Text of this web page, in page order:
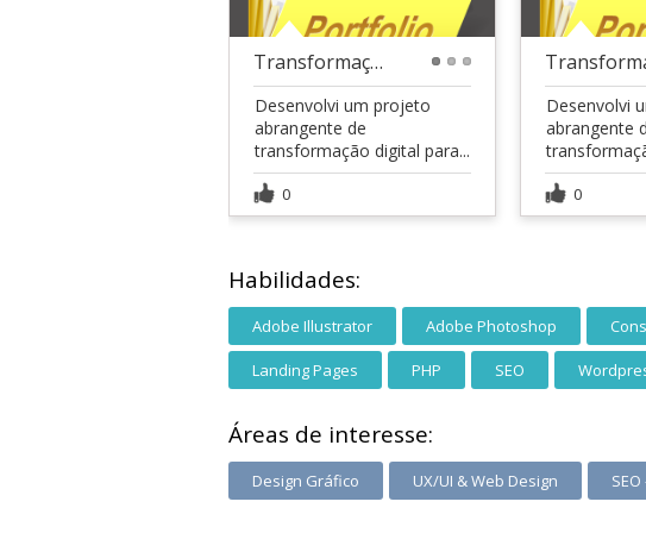
Transformação Digital para EBS Drones Agrícolas
Desenvolvi um projeto
abrangente de
transformação digital para...
0
Desenvolvi
abrangente
0
Habilidades:
Adobe Illustrator Adobe Photoshop
Landing Pages PHP SEO
Áreas de interesse:
Design Gráfico UX/UI & Web Design